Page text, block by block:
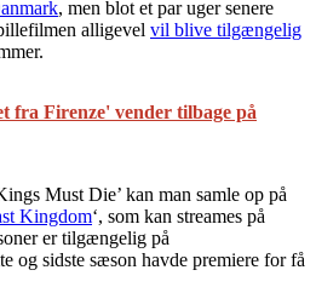
, men blot et par uger senere
alligevel vil blive tilgængelig
fra Firenze' vender tilbage på
Must Die’ kan man samle op på
Kingdom‘, som kan streames på
er tilgængelig på
og sidste sæson havde premiere for få